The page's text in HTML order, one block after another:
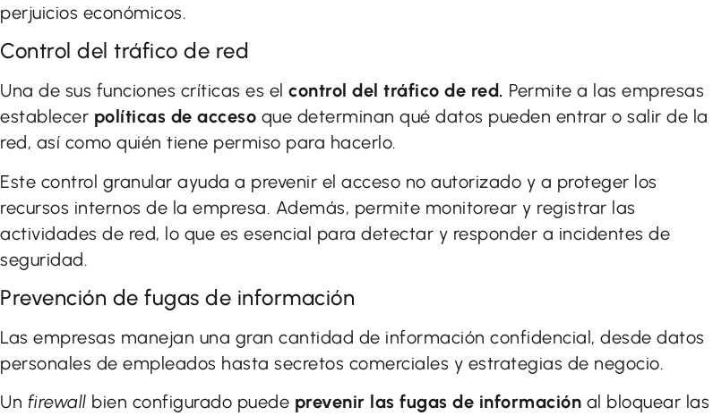
perjuicios económicos.
Control del tráfico de red
Una de sus funciones críticas es el control del tráfico de red. Permite a las empresas
establecer políticas de acceso que determinan qué datos pueden entrar o salir de la
red, así como quién tiene permiso para hacerlo.
Este control granular ayuda a prevenir el acceso no autorizado y a proteger los
recursos internos de la empresa. Además, permite monitorear y registrar las
actividades de red, lo que es esencial para detectar y responder a incidentes de
seguridad.
Prevención de fugas de información
Las empresas manejan una gran cantidad de información confidencial, desde datos
personales de empleados hasta secretos comerciales y estrategias de negocio.
Un firewall bien configurado puede prevenir las fugas de información al bloquear las